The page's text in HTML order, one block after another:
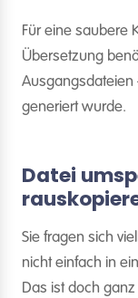
Für eine saubere
Übersetzung
Ausgangsdateien
generiert wurde.
Datei
Sie fragen sich
nicht einfach in
Das ist doch